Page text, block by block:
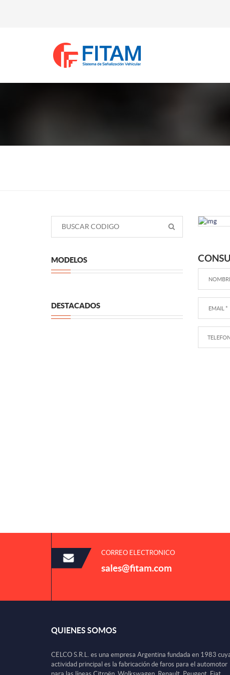
MODELOS
DESTACADOS
CORREO ELECTRONICO
sales@fitam.com
QUIENES SOMOS
CELCO S.R.L. es una empresa Argentina fundada en 1983
actividad principal es la fabricación de faros para el automotor